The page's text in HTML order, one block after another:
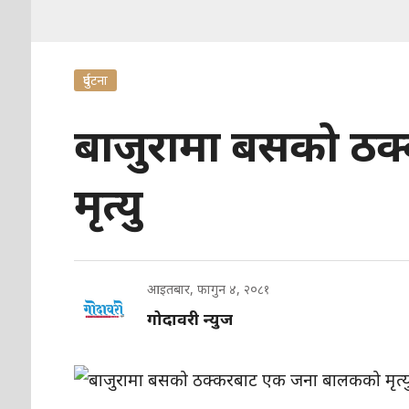
दुर्घटना
बाजुरामा बसको
मृत्यु
आइतबार, फागुन ४, २०८१
गोदावरी न्युज